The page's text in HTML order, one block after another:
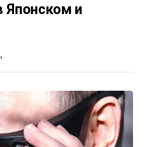
Японском и
,